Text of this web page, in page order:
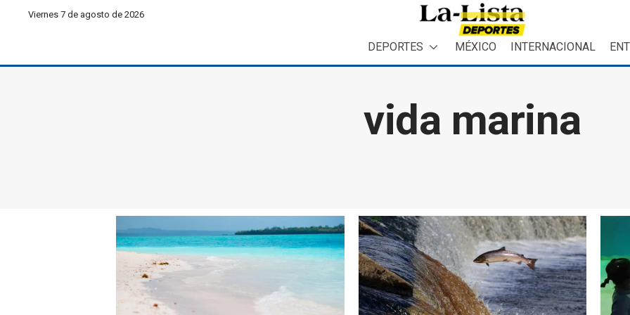
Viernes 7 de agosto de 2026
DEPORTES MÉXICO INTERNACIONAL
vida marina